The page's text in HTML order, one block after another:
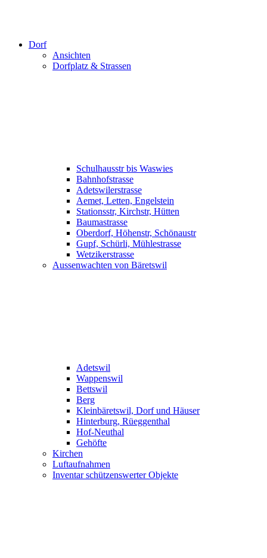
Dorf
Ansichten
Dorfplatz & Strassen
Schulhausstr bis Waswies
Bahnhofstrasse
Adetswilerstrasse
Aemet, Letten, Engelstein
Stationsstr, Kirchstr, Hütten
Baumastrasse
Oberdorf, Höhenstr, Schönaustr
Gupf, Schürli, Mühlestrasse
Wetzikerstrasse
Aussenwachten von Bäretswil
Adetswil
Wappenswil
Bettswil
Berg
Kleinbäretswil, Dorf und Häuser
Hinterburg, Rüeggenthal
Hof-Neuthal
Gehöfte
Kirchen
Luftaufnahmen
Inventar schützenswerter Objekte